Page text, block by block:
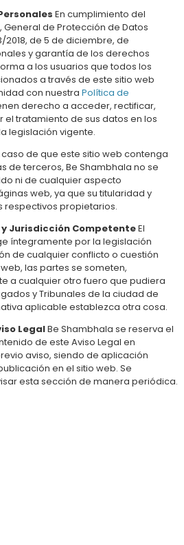
En cumplimiento del
General de Protección de Datos
2018, de 5 de diciembre, de
y garantía de los derechos
a los usuarios que todos los
a través de este sitio web
con nuestra Política de
derecho a acceder, rectificar,
el tratamiento de sus datos en los
legislación vigente.
caso de que este sitio web contenga
de terceros, Be Shambhala no se
ni de cualquier aspecto
web, ya que su titularidad y
respectivos propietarios.
Jurisdicción CompetenteEl
íntegramente por la legislación
de cualquier conflicto o cuestión
las partes se someten,
a cualquier otro fuero que pudiera
y Tribunales de la ciudad de
aplicable establezca otra cosa.
LegalBe Shambhala se reserva el
de este Aviso Legal en
aviso, siendo de aplicación
en el sitio web. Se
esta sección de manera periódica.